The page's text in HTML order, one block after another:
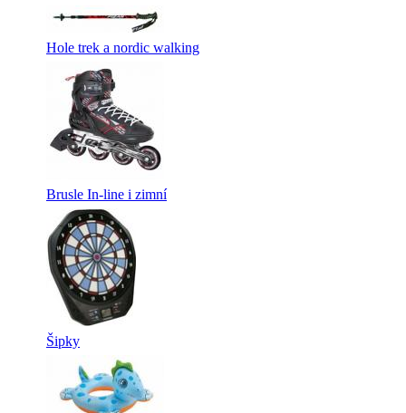
Hole trek a nordic walking
Brusle In-line i zimní
Šipky